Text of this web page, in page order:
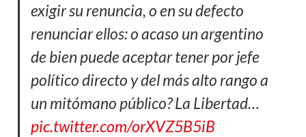
exigir su renuncia, o en su defecto
renunciar ellos: o acaso un argentino
de bien puede aceptar tener por jefe
político directo y del más alto rango a
un mitómano público? La Libertad…
pic.twitter.com/orXVZ5B5iB